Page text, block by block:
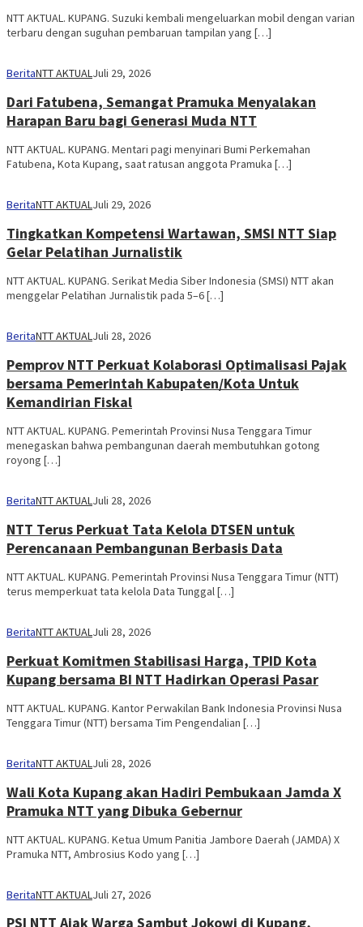
NTT AKTUAL. KUPANG. Suzuki kembali mengeluarkan mobil dengan varian
terbaru dengan suguhan pembaruan tampilan yang […]
BeritaNTT AKTUALJuli 29, 2026
Dari Fatubena, Semangat Pramuka Menyalakan
Harapan Baru bagi Generasi Muda NTT
NTT AKTUAL. KUPANG. Mentari pagi menyinari Bumi Perkemahan
Fatubena, Kota Kupang, saat ratusan anggota Pramuka […]
BeritaNTT AKTUALJuli 29, 2026
Tingkatkan Kompetensi Wartawan, SMSI NTT Siap
Gelar Pelatihan Jurnalistik
NTT AKTUAL. KUPANG. Serikat Media Siber Indonesia (SMSI) NTT akan
menggelar Pelatihan Jurnalistik pada 5–6 […]
BeritaNTT AKTUALJuli 28, 2026
Pemprov NTT Perkuat Kolaborasi Optimalisasi Pajak
bersama Pemerintah Kabupaten/Kota Untuk
Kemandirian Fiskal
NTT AKTUAL. KUPANG. Pemerintah Provinsi Nusa Tenggara Timur
menegaskan bahwa pembangunan daerah membutuhkan gotong
royong […]
BeritaNTT AKTUALJuli 28, 2026
NTT Terus Perkuat Tata Kelola DTSEN untuk
Perencanaan Pembangunan Berbasis Data
NTT AKTUAL. KUPANG. Pemerintah Provinsi Nusa Tenggara Timur (NTT)
terus memperkuat tata kelola Data Tunggal […]
BeritaNTT AKTUALJuli 28, 2026
Perkuat Komitmen Stabilisasi Harga, TPID Kota
Kupang bersama BI NTT Hadirkan Operasi Pasar
NTT AKTUAL. KUPANG. Kantor Perwakilan Bank Indonesia Provinsi Nusa
Tenggara Timur (NTT) bersama Tim Pengendalian […]
BeritaNTT AKTUALJuli 28, 2026
Wali Kota Kupang akan Hadiri Pembukaan Jamda X
Pramuka NTT yang Dibuka Gebernur
NTT AKTUAL. KUPANG. Ketua Umum Panitia Jambore Daerah (JAMDA) X
Pramuka NTT, Ambrosius Kodo yang […]
BeritaNTT AKTUAL Juli 27, 2026
PSI NTT Ajak Warga Sambut Jokowi di Kupang,